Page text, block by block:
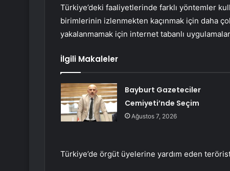
Türkiye’deki faaliyetlerinde farklı yöntemler
birimlerinin izlenmekten kaçınmak için daha
yakalanmamak için internet tabanlı
İlgili Makaleler
Bayburt Gazeteciler
Cemiyeti’nde Seçim
Ağustos 7, 2026
Türkiye’de örgüt üyelerine yardım eden